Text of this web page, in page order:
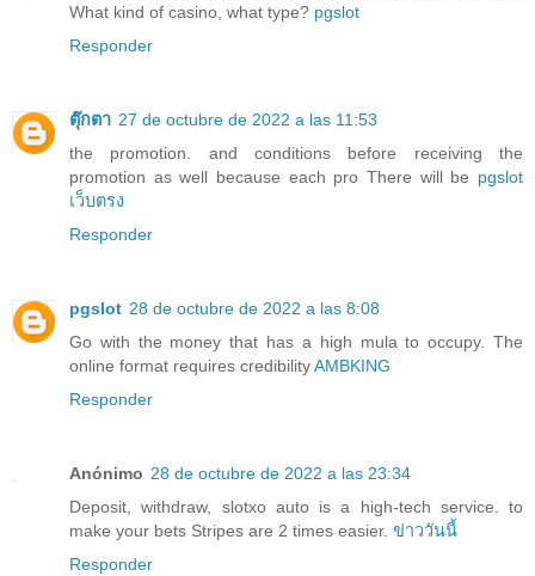
What kind of casino, what type? pgslot
Responder
ตุ๊กตา 27 de octubre de 2022 a las 11:53
the promotion. and conditions before receiving the
promotion as well because each pro There will be pgslot
เว็บตรง
Responder
pgslot 28 de octubre de 2022 a las 8:08
Go with the money that has a high mula to occupy. The
online format requires credibilityAMBKING
Responder
Anónimo 28 de octubre de 2022 a las 23:34
Deposit, withdraw, slotxo auto is a high-tech service. to
make your bets Stripes are 2 times easier. ข่าววันนี้
Responder